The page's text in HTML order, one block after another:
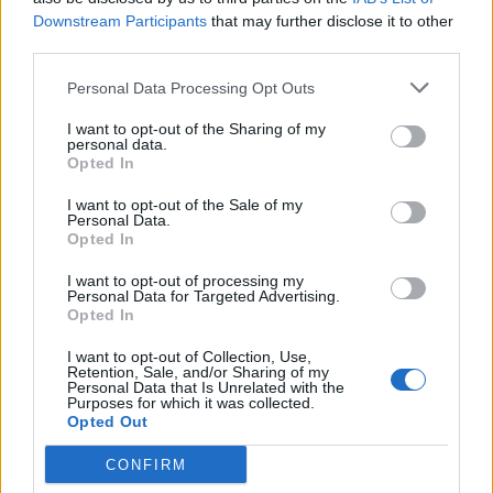
Downstream Participants that may further disclose it to other
Personal Data Processing Opt Outs
I want to opt-out of the Sharing of my
personal data.
Opted In
I want to opt-out of the Sale of my
Personal Data.
Opted In
I want to opt-out of processing my
Personal Data for Targeted Advertising.
Opted In
I want to opt-out of Collection, Use,
Retention, Sale, and/or Sharing of my
Personal Data that Is Unrelated with the
Purposes for which it was collected.
Opted Out
CONFIRM
jelentkezik-elo/
_Macika_
https://telex.hu/belfold/2026/06/16/mediaworks-irodahaz-
0 Válasz erre
_Macika_ 2026. 06. 17. 21:23
Újabb Mediaworks-leépítés: HR-esek kísérték ki a hirtelen
kirúgott dolgozókat az Origo-tól
0 0